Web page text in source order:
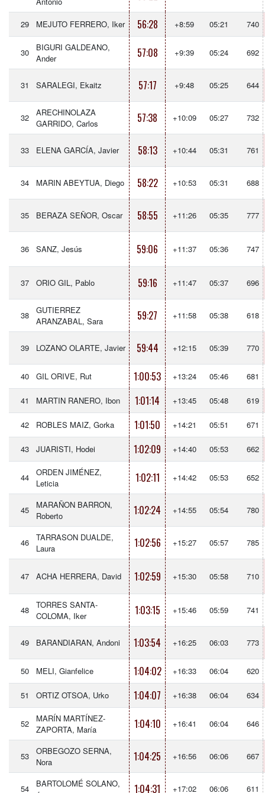
29 MEJUTO FERRERO, Iker 56:28 +8:59 05:21 740
30
BIGURI GALDEANO,
Ander
57:08 +9:39 05:24 692
31 SARALEGI, Ekaitz 57:17 +9:48 05:25 644
32
ARECHINOLAZA
GARRIDO, Carlos
57:38 +10:09 05:27 732
33 ELENA GARCÍA, Javier 58:13 +10:44 05:31 761
34 MARIN ABEYTUA, Diego 58:22 +10:53 05:31 688
35 BERAZA SEÑOR, Oscar 58:55 +11:26 05:35 777
36 SANZ, Jesús 59:06 +11:37 05:36 747
37 ORIO GIL, Pablo 59:16 +11:47 05:37 696
38
GUTIERREZ
ARANZABAL, Sara
59:27 +11:58 05:38 618
39 LOZANO OLARTE, Javier 59:44 +12:15 05:39 770
40 GIL ORIVE, Rut 1:00:53 +13:24 05:46 681
41 MARTIN RANERO, Ibon 1:01:14 +13:45 05:48 619
42 ROBLES MAIZ, Gorka 1:01:50 +14:21 05:51 671
43 JUARISTI, Hodei 1:02:09 +14:40 05:53 662
44
ORDEN JIMÉNEZ,
Leticia
1:02:11 +14:42 05:53 652
45
MARAÑON BARRON,
Roberto
1:02:24 +14:55 05:54 780
46
TARRASON DUALDE,
Laura
1:02:56 +15:27 05:57 785
47 ACHA HERRERA, David 1:02:59 +15:30 05:58 710
48
TORRES SANTA-
COLOMA, Iker
1:03:15 +15:46 05:59 741
49 BARANDIARAN, Andoni 1:03:54 +16:25 06:03 773
50 MELI, Gianfelice 1:04:02 +16:33 06:04 620
51 ORTIZ OTSOA, Urko 1:04:07 +16:38 06:04 634
52
MARÍN MARTÍNEZ-
ZAPORTA, María
1:04:10 +16:41 06:04 646
53
ORBEGOZO SERNA,
Nora
1:04:25 +16:56 06:06 667
54
BARTOLOMÉ SOLANO,
1:04:31 +17:02 06:06 611